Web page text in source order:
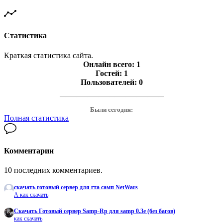
Статистика
Краткая статистика сайта.
Онлайн всего: 1
Гостей: 1
Пользователей: 0
───────────────────
Были сегодня:
Полная статистика
Комментарии
10 последних комментариев.
скачать готовый сервер для гта самп NetWars
А как скачать
Cкачать Готовый сервер Samp-Rp для samp 0.3e (без багов)
как скачать